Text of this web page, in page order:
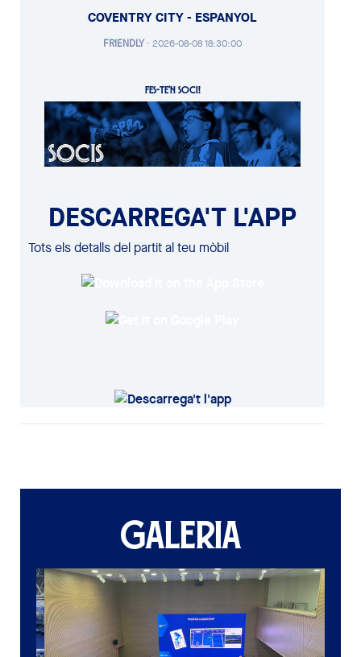
COVENTRY CITY - ESPANYOL
FRIENDLY· 2026-08-08 18:30:00
FES-TE'N SOCI!
DESCARREGA'T L'APP
Tots els detalls del partit al teu mòbil
GALERIA